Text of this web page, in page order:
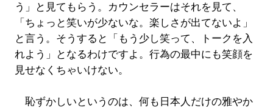
う」と見てもらう。カウンセラーはそれを見て、
「ちょっと笑いが少ないな。楽しさが出てないよ」
と言う。そうすると「もう少し笑って、トークを入
れよう」となるわけですよ。行為の最中にも笑顔を
見せなくちゃいけない。
恥ずかしいというのは、何も日本人だけの雅やか